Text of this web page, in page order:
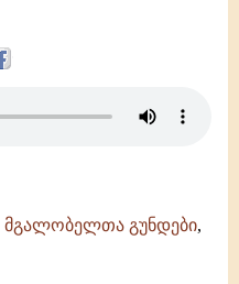
მგალობელთა გუნდები,